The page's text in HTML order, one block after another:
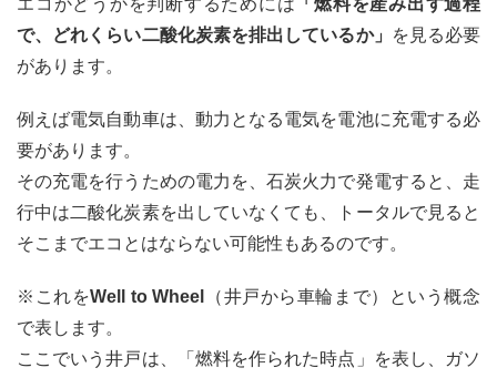
で、どれくらい二酸化炭素を排出しているか」
を見る必要
があります。
例えば電気自動車は、動力となる電気を電池に充電する必
要があります。
その充電を行うための電力を、石炭火力で発電すると、走
行中は二酸化炭素を出していなくても、トータルで見ると
そこまでエコとはならない可能性もあるのです。
※これをWell to Wheel
（井戸から車輪まで）という概念
で表します。
ここでいう井戸は、「燃料を作られた時点」を表し、ガソ